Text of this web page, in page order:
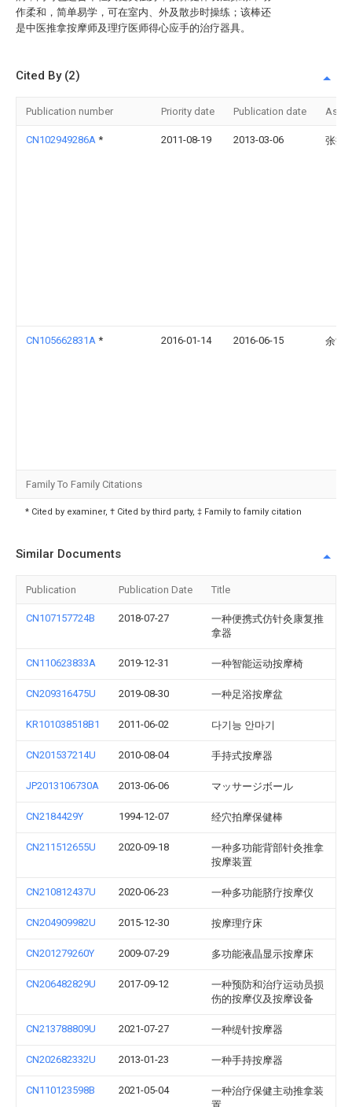
作柔和，简单易学，可在室内、外及散步时操练；该棒还
是中医推拿按摩师及理疗医师得心应手的治疗器具。
Cited By (2)
Publication number Priority date Publication date
CN102949286A * 2011-08-19 2013-03-06 张振
CN105662831A * 2016-01-14 2016-06-15 余世
Family To Family Citations
* Cited by examiner, † Cited by third party, ‡ Family to family citation
Similar Documents
Publication Publication Date Title
CN107157724B 2018-07-27
一种便携式仿针灸康复推
拿器
CN110623833A 2019-12-31 一种智能运动按摩椅
CN209316475U 2019-08-30 一种足浴按摩盆
KR101038518B1 2011-06-02 다기능 안마기
CN201537214U 2010-08-04 手持式按摩器
JP2013106730A 2013-06-06 マッサージボール
CN2184429Y 1994-12-07 经穴拍摩保健棒
CN211512655U 2020-09-18
一种多功能背部针灸推拿
按摩装置
CN210812437U 2020-06-23 一种多功能脐疗按摩仪
CN204909982U 2015-12-30 按摩理疗床
CN201279260Y 2009-07-29 多功能液晶显示按摩床
CN206482829U 2017-09-12
一种预防和治疗运动员损
伤的按摩仪及按摩设备
CN213788809U 2021-07-27 一种缇针按摩器
CN202682332U 2013-01-23 一种手持按摩器
CN110123598B 2021-05-04
一种治疗保健主动推拿装